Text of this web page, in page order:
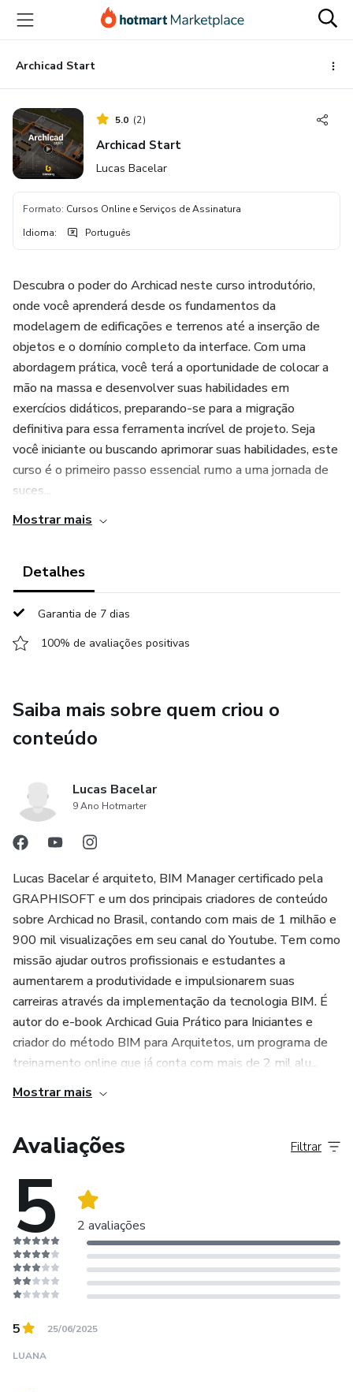
para
conteúdo
principal
para
pagamento
para
rodapé
Archicad Start
5.0 (2)
Archicad Start
Lucas Bacelar
Formato: Cursos Online e Serviços de Assinatura
Idioma: Português
Descubra o poder do Archicad neste curso introdutório,
onde você aprenderá desde os fundamentos da
modelagem de edificações e terrenos até a inserção de
objetos e o domínio completo da interface. Com uma
abordagem prática, você terá a oportunidade de colocar a
mão na massa e desenvolver suas habilidades em
exercícios didáticos, preparando-se para a migração
definitiva para essa ferramenta incrível de projeto. Seja
você iniciante ou buscando aprimorar suas habilidades, este
curso é o primeiro passo essencial rumo a uma jornada de
suces...
Mostrar mais
Detalhes
Garantia de 7 dias
100% de avaliações positivas
Saiba mais sobre quem criou o
conteúdo
Lucas Bacelar
9 Ano Hotmarter
Lucas Bacelar é arquiteto, BIM Manager certificado pela
GRAPHISOFT e um dos principais criadores de conteúdo
sobre Archicad no Brasil, contando com mais de 1 milhão e
900 mil visualizações em seu canal do Youtube. Tem como
missão ajudar outros profissionais e estudantes a
aumentarem a produtividade e impulsionarem suas
carreiras através da implementação da tecnologia BIM. É
autor do e-book Archicad Guia Prático para Iniciantes e
criador do método BIM para Arquitetos, um programa de
treinamento online que já conta com mais de 2 mil alu...
Mostrar mais
Avaliações
5 2 avaliações
Filtrar
5 25/06/2025
LUANA